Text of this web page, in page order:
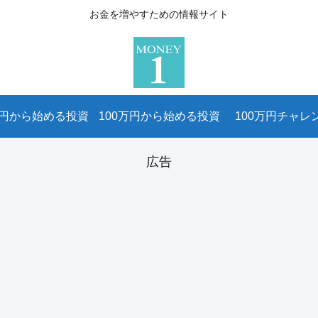
お金を増やすための情報サイト
から始める投資 100万円から始める投資 100万円チャレ
広告